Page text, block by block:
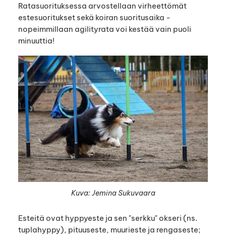
Ratasuorituksessa arvostellaan virheettömät
estesuoritukset sekä koiran suoritusaika -
nopeimmillaan agilityrata voi kestää vain puoli
minuuttia!
Kuva: Jemina Sukuvaara
Esteitä ovat hyppyeste ja sen "serkku" okseri (ns.
tuplahyppy), pituuseste, muurieste ja rengaseste;